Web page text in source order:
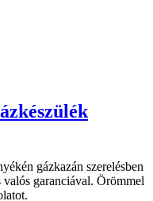
gázkazán szerelésben
valós garanciával. Örömmel